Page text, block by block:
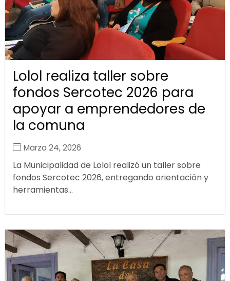
Lolol realiza taller sobre
fondos Sercotec 2026 para
apoyar a emprendedores de
la comuna
Marzo 24, 2026
La Municipalidad de Lolol realizó un taller sobre
fondos Sercotec 2026, entregando orientación y
herramientas...